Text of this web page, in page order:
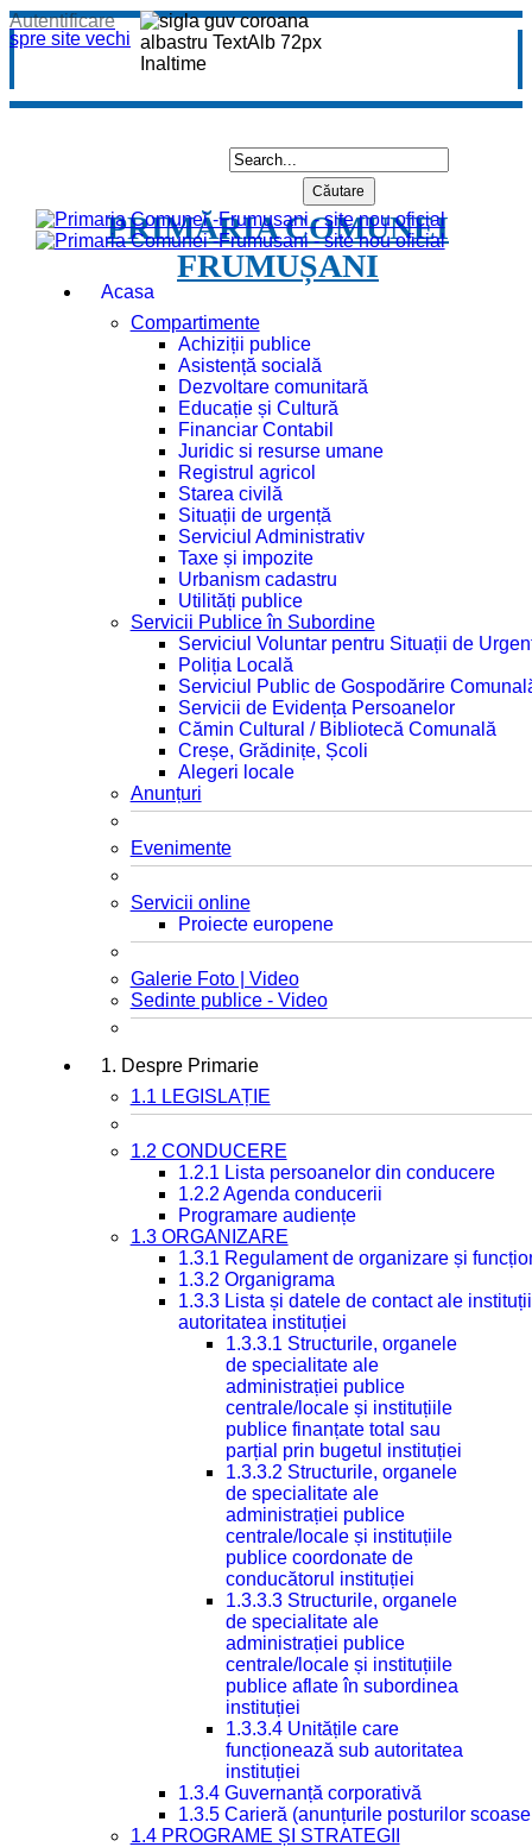
spre site vechi
Autentificare
PRIMĂRIA COMUNEI
FRUMUȘANI
Acasa
Compartimente
Achiziții publice
Asistență socială
Dezvoltare comunitară
Educație și Cultură
Financiar Contabil
Juridic si resurse umane
Registrul agricol
Starea civilă
Situații de urgență
Serviciul Administrativ
Taxe și impozite
Urbanism cadastru
Utilități publice
Servicii Publice în Subordine
Serviciul Voluntar pentru Situații de
Poliția Locală
Serviciul Public de Gospodărire
Servicii de Evidența Persoanelor
Cămin Cultural / Bibliotecă Comunală
Creșe, Grădinițe, Școli
Alegeri locale
Anunțuri
Evenimente
Servicii online
Proiecte europene
Galerie Foto | Video
Sedinte publice - Video
1. Despre Primarie
1.1 LEGISLAȚIE
1.2 CONDUCERE
1.2.1 Lista persoanelor din conducere
1.2.2 Agenda conducerii
Programare audiențe
1.3 ORGANIZARE
1.3.1 Regulament de organizare și
1.3.2 Organigrama
1.3.3 Lista și datele de contact ale
autoritatea instituției
1.3.3.1 Structurile, organele
de specialitate ale
administrației publice
centrale/locale și instituțiile
publice finanțate total sau
parțial prin bugetul instituției
1.3.3.2 Structurile, organele
de specialitate ale
administrației publice
centrale/locale și instituțiile
publice coordonate de
conducătorul instituției
1.3.3.3 Structurile, organele
de specialitate ale
administrației publice
centrale/locale și instituțiile
publice aflate în subordinea
instituției
1.3.3.4 Unitățile care
funcționează sub autoritatea
instituției
1.3.4 Guvernanță corporativă
1.3.5 Carieră (anunțurile posturilor
1.4 PROGRAME ȘI STRATEGII